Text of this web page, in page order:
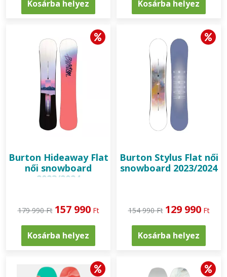
Kosárba helyez Kosárba helyez
Burton Hideaway Flat
női snowboard
2023/2024
179 990 Ft 157 990 Ft
Kosárba helyez
Burton Stylus Flat női
snowboard 2023/2024
154 990 Ft 129 990 Ft
Kosárba helyez